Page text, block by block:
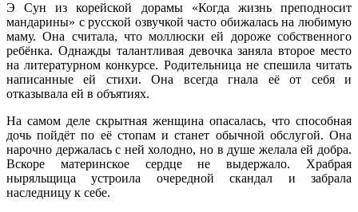
Э Сун из корейской дорамы «Когда жизнь преподносит
мандарины» с русской озвучкой часто обижалась на любимую
маму. Она считала, что моллюски ей дороже собственного
ребёнка. Однажды талантливая девочка заняла второе место
на литературном конкурсе. Родительница не спешила читать
написанные ей стихи. Она всегда гнала её от себя и
отказывала ей в объятиях.
На самом деле скрытная женщина опасалась, что способная
дочь пойдёт по её стопам и станет обычной обслугой. Она
нарочно держалась с ней холодно, но в душе желала ей добра.
Вскоре материнское сердце не выдержало. Храбрая
ныряльщица устроила очередной скандал и забрала
наследницу к себе.